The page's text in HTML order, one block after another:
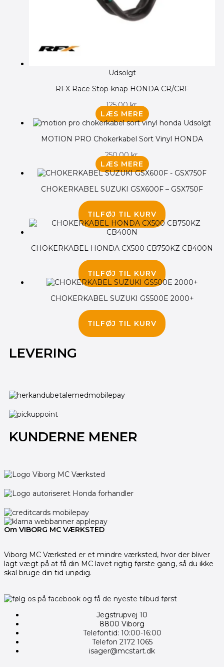
Udsolgt
RFX Race Stop-knap HONDA CR/CRF
125.00kr.
LÆS MERE
Udsolgt
MOTION PRO Chokerkabel Sort Vinyl HONDA
250.00kr.
LÆS MERE
CHOKERKABEL SUZUKI GSX600F – GSX750F
TILFØJ TIL KURV
CHOKERKABEL HONDA CX500 CB750KZ CB400N
TILFØJ TIL KURV
CHOKERKABEL SUZUKI GS500E 2000+
TILFØJ TIL KURV
LEVERING
KUNDERNE MENER
Om VIBORG MC VÆRKSTED
Viborg MC Værksted er et mindre værksted, hvor der bliver
lagt vægt på at få din MC lavet rigtig første gang, så du ikke
skal bruge din tid unødig.
Jegstrupvej 10
8800 Viborg
Telefontid: 10:00-16:00
Telefon 2172 1065
isager@mcstart.dk